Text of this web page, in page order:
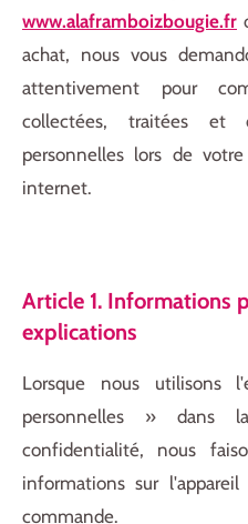
www.alaframboizbougie.fr
achat, nous vous
attentivement pour
collectées, traitées et
personnelles lors de
internet.
Article 1. Informations
explications
Lorsque nous utilisons
personnelles » dans
confidentialité, nous
informations sur
commande.